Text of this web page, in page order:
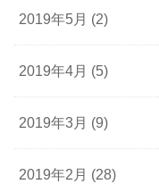
2019年5月 (2)
2019年4月 (5)
2019年3月 (9)
2019年2月 (28)